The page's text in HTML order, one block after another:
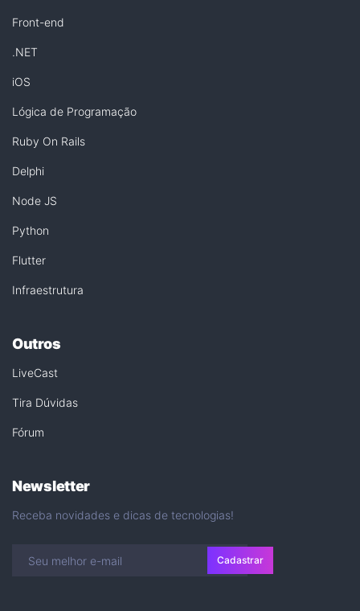
Front-end
.NET
iOS
Lógica de Programação
Ruby On Rails
Delphi
Node JS
Python
Flutter
Infraestrutura
Outros
LiveCast
Tira Dúvidas
Fórum
Newsletter
Receba novidades e dicas de tecnologias!
Cadastrar